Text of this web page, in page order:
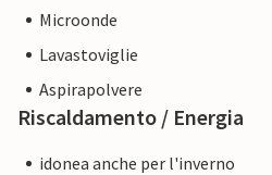
Microonde
Lavastoviglie
Aspirapolvere
Riscaldamento / Energia
idonea anche per l'inverno